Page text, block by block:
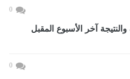
0
والنتيجة آخر الأسبوع المقبل
0